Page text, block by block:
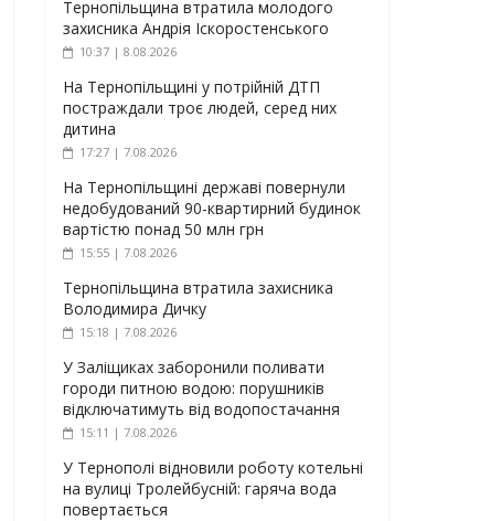
Тернопільщина втратила молодого
захисника Андрія Іскоростенського
10:37 | 8.08.2026
На Тернопільщині у потрійній ДТП
постраждали троє людей, серед них
дитина
17:27 | 7.08.2026
На Тернопільщині державі повернули
недобудований 90-квартирний будинок
вартістю понад 50 млн грн
15:55 | 7.08.2026
Тернопільщина втратила захисника
Володимира Дичку
15:18 | 7.08.2026
У Заліщиках заборонили поливати
городи питною водою: порушників
відключатимуть від водопостачання
15:11 | 7.08.2026
У Тернополі відновили роботу котельні
на вулиці Тролейбусній: гаряча вода
повертається